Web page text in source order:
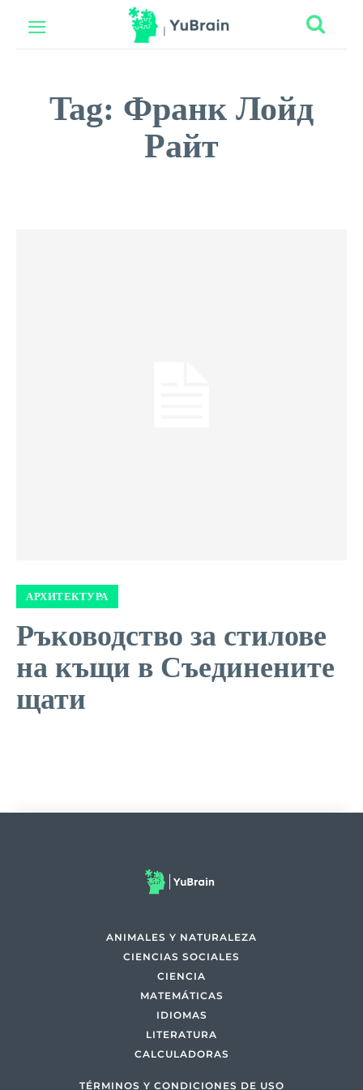
Tag: Франк Лойд
Райт
АРХИТЕКТУРА
Ръководство за стилове
на къщи в Съединените
щати
ANIMALES Y NATURALEZA
CIENCIAS SOCIALES
CIENCIA
MATEMÁTICAS
IDIOMAS
LITERATURA
CALCULADORAS
TÉRMINOS Y CONDICIONES DE USO